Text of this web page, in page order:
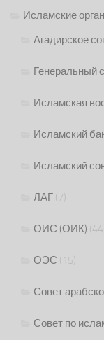
Исламские
Агадирское
Генеральный
Исламская
Исламский
Исламский
ЛАГ (7)
ОИС (ОИК)
ОЭС (15)
Совет
Совет по